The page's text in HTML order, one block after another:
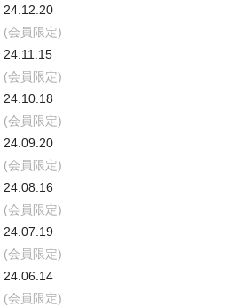
24.12.20
(会員限定)
24.11.15
(会員限定)
24.10.18
(会員限定)
24.09.20
(会員限定)
24.08.16
(会員限定)
24.07.19
(会員限定)
24.06.14
(会員限定)